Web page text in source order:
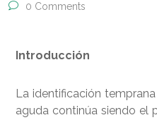
0 Comments
Introducción
La identificación
aguda continúa siendo el